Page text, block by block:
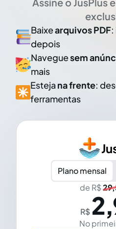
Baixearquivos PDF
depois
Naveguesem
mais
Esteja na frente:
ferramentas
Plano mensal
de R$
R$
No